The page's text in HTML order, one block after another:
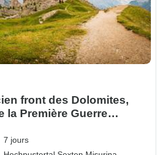
front des Dolomites,
la Première Guerre
7 jours